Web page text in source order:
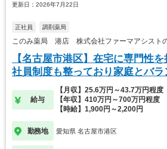
更新日：2026年7月22日
正社員 調剤薬局
このみ薬局 港店 株式会社ファーマアシスト
【名古屋市港区】在宅に専門性
社員制度も整っており家庭とバ
給与
【月収】25.6万円～43.7万円程度
【年収】410万円～700万円程度
【時給】1,900円～2,200円
勤務地 愛知県 名古屋市港区